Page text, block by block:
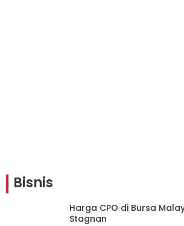
Bisnis
Harga CPO di Bursa
Stagnan